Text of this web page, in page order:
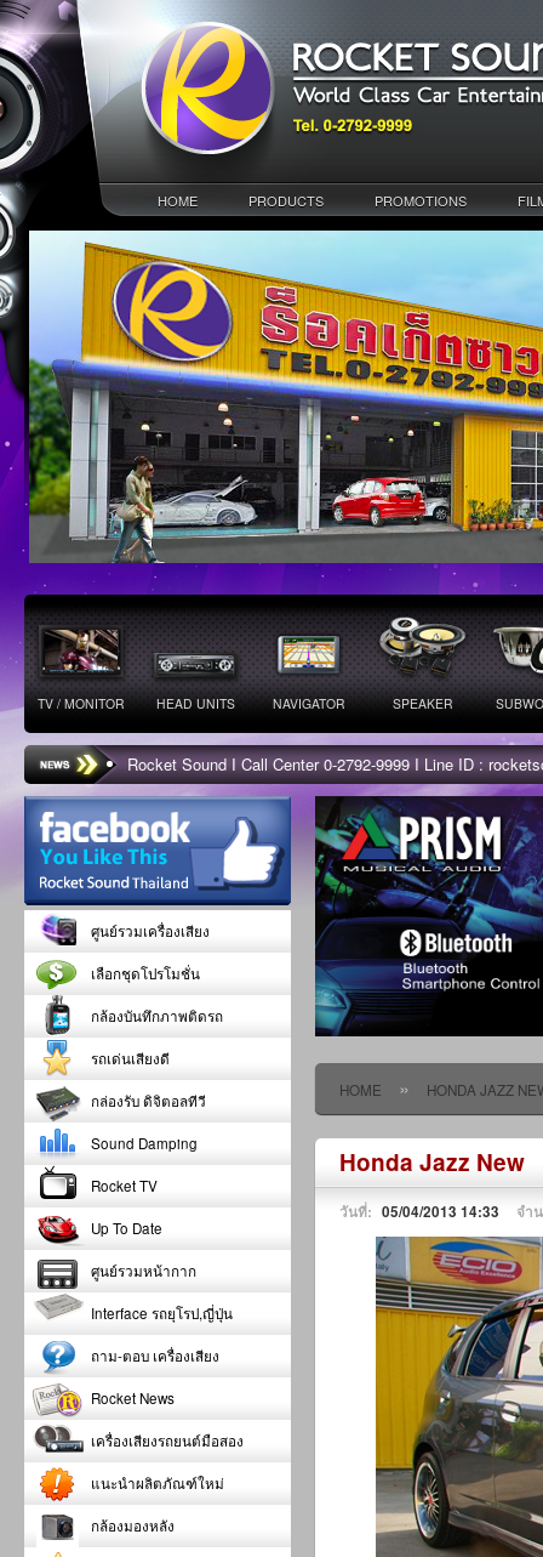
HOME PRODUCTS PROMOTIONS
TV / MONITOR HEAD UNITS NAVIGATOR SPEAKER
Rocket Sound I Call Center 0-2792-9999 I Line ID :
HOME » HONDA JAZZ
Honda Jazz New
วันที่: 05/04/2013 14:33 จำ
ศูนย์รวมเครื่องเสียง
เลือกชุดโปรโมชั่น
กล้องบันทึกภาพติดรถ
รถเด่นเสียงดี
กล่องรับ ดิจิตอลทีวี
Sound Damping
Rocket TV
Up To Date
ศูนย์รวมหน้ากาก
Interface รถยุโรป,ญี่ปุ่น
ถาม-ตอบ เครื่องเสียง
Rocket News
เครื่องเสียงรถยนต์มือสอง
แนะนำผลิตภัณฑ์ใหม่
กล้องมองหลัง